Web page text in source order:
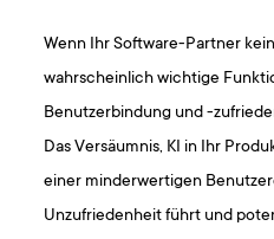
Wenn Ihr Software-Partner
wahrscheinlich wichtige
Benutzerbindung und -
Das Versäumnis, KI in Ihr
einer minderwertigen
Unzufriedenheit führt und